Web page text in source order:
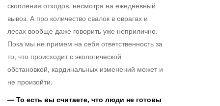
скопления отходов, несмотря на ежедневный
вывоз. А про количество свалок в оврагах и
лесах вообще даже говорить уже неприлично.
Пока мы не примем на себя ответственность за
то, что происходит с экологической
обстановкой, кардинальных изменений может и
не произойти.
— То есть вы считаете, что люди не готовы